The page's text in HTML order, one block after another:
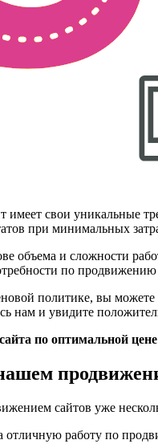
свои уникальные
при минимальных
объема и сложности
по
политике, вы можете
нам и увидите
по оптимальной
сайтов уже
отличную работу по